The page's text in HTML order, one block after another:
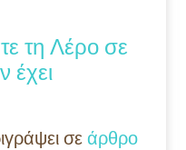
τη Λέρο σε
έχει
σεάρθρο